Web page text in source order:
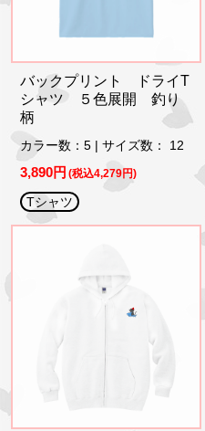
バックプリント ドライT
シャツ ５色展開 釣り
柄
カラー数：5 | サイズ数： 12
3,890円 (税込4,279円)
Tシャツ